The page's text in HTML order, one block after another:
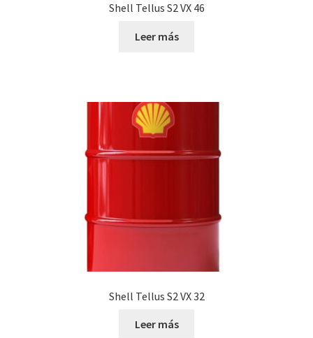
Shell Tellus S2 VX 46
Leer más
Shell Tellus S2 VX 32
Leer más